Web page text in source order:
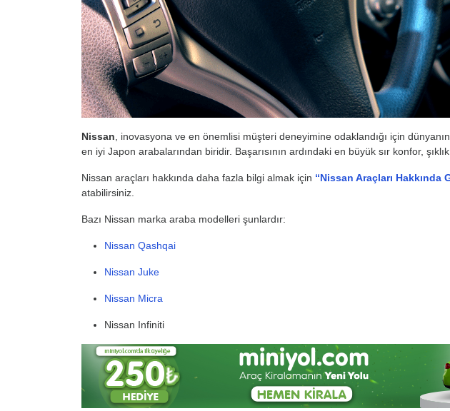
Nissan , inovasyona ve en önemlisi müşteri deneyimine odaklandığı için
en iyi Japon arabalarından biridir. Başarısının ardındaki en büyük sır konfor,
Nissan araçları hakkında daha fazla bilgi almak için “Nissan Araçları Hakkında
atabilirsiniz.
Bazı Nissan marka araba modelleri şunlardır:
Nissan Qashqai
Nissan Juke
Nissan Micra
Nissan Infiniti